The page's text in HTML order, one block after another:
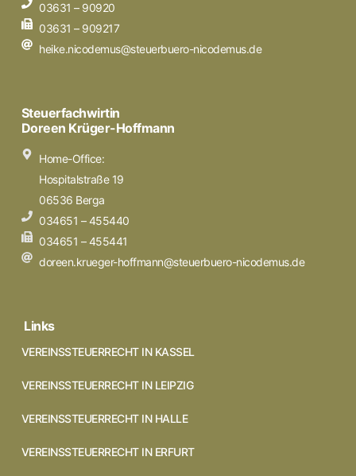
03631 – 90920
03631 – 909217
heike.nicodemus@steuerbuero-nicodemus.de
Steuerfachwirtin
Doreen Krüger-Hoffmann
Home-Office:
Hospitalstraße 19
06536 Berga
034651 – 455440
034651 – 455441
doreen.krueger-hoffmann@steuerbuero-nicodemus.de
Links
VEREINSSTEUERRECHT IN KASSEL
VEREINSSTEUERRECHT IN LEIPZIG
VEREINSSTEUERRECHT IN HALLE
VEREINSSTEUERRECHT IN ERFURT